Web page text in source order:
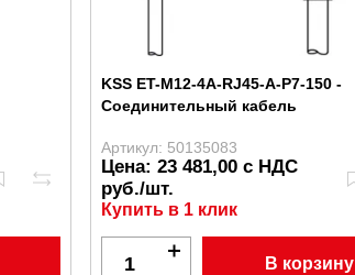
KSS ET-M12-4A-RJ45-A-P7-150 -
Соединительный кабель
Артикул: 50135083
Цена: 23 481,00 с НДС
руб./шт.
Купить в 1 клик
В корзину